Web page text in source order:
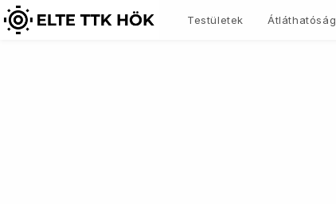
Skip
to
Testületek Átláthatóság